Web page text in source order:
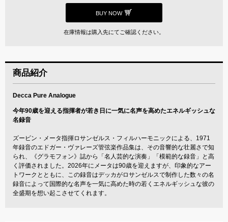
BUY NOW
在庫情報は購入先にてご確認ください。
商品紹介
Decca Pure Analogue
今年90歳を迎える指揮者が若き日に一気に名声を高めたエネルギッシュな
名録音
ズービン・メータ指揮ロサンゼルス・フィルハーモニックによる、1971
年録音のエドガー・ヴァレーズ管弦楽作品集は、その音響的な壮麗さで知
られ、《グラモフォン》誌から「名人芸的な演奏」「模範的な録音」と高
く評価されました。2026年にメータは90歳を迎えますが、印象的なアー
トワークとともに、この録音はデッカがロサンゼルスで制作した数々の名
録音によって国際的な名声を一気に高めた時の若くエネルギッシュな彼の
全盛期を想い起こさせてくれます。